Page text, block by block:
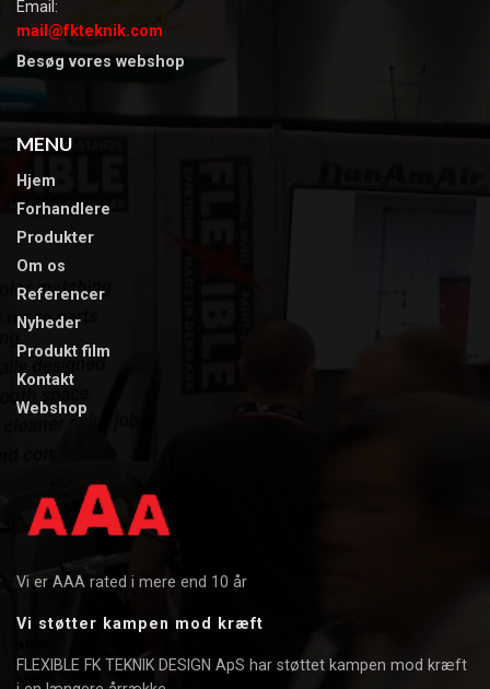
Email:
mail@fkteknik.com
Besøg vores webshop
MENU
Hjem
Forhandlere
Produkter
Om os
​Referencer
​Nyheder
Produkt film​
Kontakt
Webshop
Vi er AAA rated i mere end 10 år
Vi støtter kampen mod kræft
FLEXIBLE FK TEKNIK DESIGN ApS har støttet kampen mod kræft